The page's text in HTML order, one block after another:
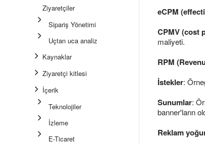
Ziyaretçiler
Sipariş Yönetimi
Uçtan uca analiz
Kaynaklar
Ziyaretçi kitlesi
İçerik
Teknolojiler
İzleme
E-Ticaret
eCPM
CPMV (cost
maliyeti.
RPM
İstekler:
Sunumlar:
banner'ların
Reklam